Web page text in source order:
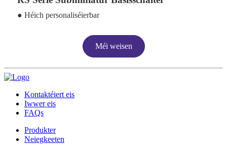
● Héich personaliséierbar
Méi weisen
Kontaktéiert eis
Iwwer eis
FAQs
Produkter
Neiegkeeten